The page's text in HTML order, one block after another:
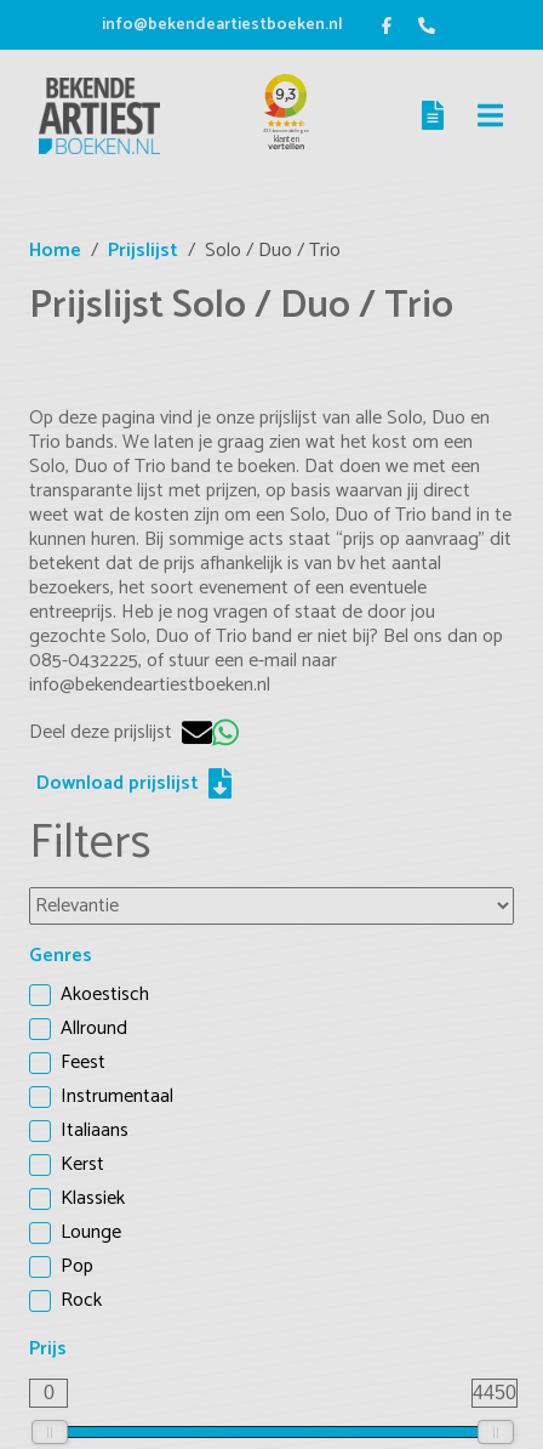
info@bekendeartiestboeken.nl
Home Prijslijst Solo / Duo / Trio
Prijslijst Solo / Duo / Trio
Op deze pagina vind je onze prijslijst van alle Solo, Duo en
Trio bands. We laten je graag zien wat het kost om een
Solo, Duo of Trio band te boeken. Dat doen we met een
transparante lijst met prijzen, op basis waarvan jij direct
weet wat de kosten zijn om een Solo, Duo of Trio band in te
kunnen huren. Bij sommige acts staat “prijs op aanvraag” dit
betekent dat de prijs afhankelijk is van bv het aantal
bezoekers, het soort evenement of een eventuele
entreeprijs. Heb je nog vragen of staat de door jou
gezochte Solo, Duo of Trio band er niet bij? Bel ons dan op
085-0432225, of stuur een e-mail naar
info@bekendeartiestboeken.nl
Deel deze prijslijst
Download prijslijst
Filters
Genres
Akoestisch
Allround
Feest
Instrumentaal
Italiaans
Kerst
Klassiek
Lounge
Pop
Rock
Prijs
0 4450